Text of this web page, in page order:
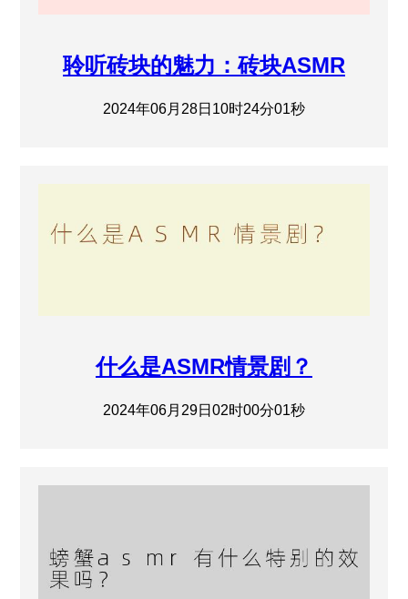
聆听砖块的魅力：砖块ASMR
2024年06月28日10时24分01秒
什么是ASMR情景剧？
2024年06月29日02时00分01秒